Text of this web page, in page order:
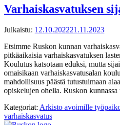
Varhaiskasvatuksen
Julkaistu: 12.10.202221.11.2023
Etsimme Ruskon kunnan
pitkäaikaisia varhaiskasvatuksen
Koulutus katsotaan eduksi, mutta
omaisikaan varhaiskasvatusalan
mahdollisuus päästä tutustuimaan
opiskelujen ohella. Ruskon
Kategoriat: Arkisto avoimille
varhaiskasvatus